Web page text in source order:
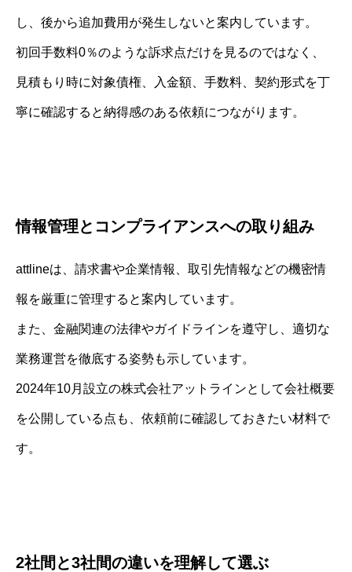
し、後から追加費用が発生しないと案内しています。
初回手数料0％のような訴求点だけを見るのではなく、
見積もり時に対象債権、入金額、手数料、契約形式を丁
寧に確認すると納得感のある依頼につながります。
情報管理とコンプライアンスへの取り組み
attlineは、請求書や企業情報、取引先情報などの機密情
報を厳重に管理すると案内しています。
また、金融関連の法律やガイドラインを遵守し、適切な
業務運営を徹底する姿勢も示しています。
2024年10月設立の株式会社アットラインとして会社概要
を公開している点も、依頼前に確認しておきたい材料で
す。
2社間と3社間の違いを理解して選ぶ